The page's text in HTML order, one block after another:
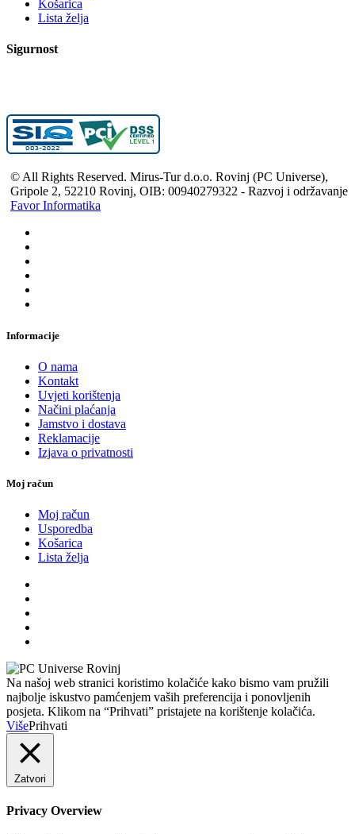
Košarica
Lista želja
Sigurnost
© All Rights Reserved. Mirus-Tur d.o.o. Rovinj (PC Universe),
Gripole 2, 52210 Rovinj, OIB: 00940279322 - Razvoj i održavanje
Favor Informatika
Informacije
O nama
Kontakt
Uvjeti korištenja
Načini plaćanja
Jamstvo i dostava
Reklamacije
Izjava o privatnosti
Moj račun
Moj račun
Usporedba
Košarica
Lista želja
Na našoj web stranici koristimo kolačiće kako bismo vam pružili
najbolje iskustvo pamćenjem vaših preferencija i ponovljenih
posjeta. Klikom na “Prihvati” pristajete na korištenje kolačića.
VišePrihvati
Zatvori
Privacy Overview